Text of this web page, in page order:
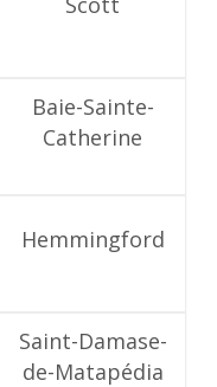
Baie-Sainte-
Catherine
Hemmingford
Saint-Damase-
de-Matapédia